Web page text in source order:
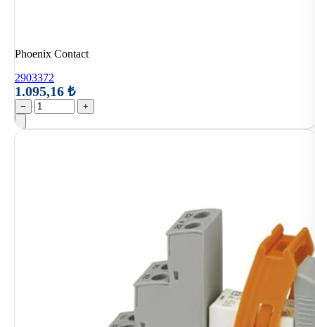
Phoenix Contact
2903372
1.095,16 ₺
− +